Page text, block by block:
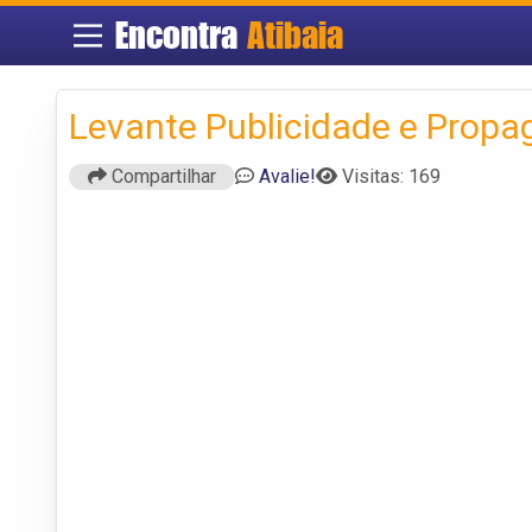
EncontraAtibaia
Levante Publicidade e
Compartilhar Avalie! Visitas: 169